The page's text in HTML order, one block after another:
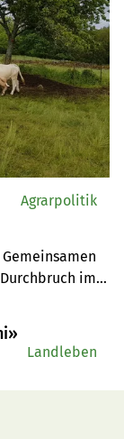
im
Chance.
Agrarpolitik
Landleben